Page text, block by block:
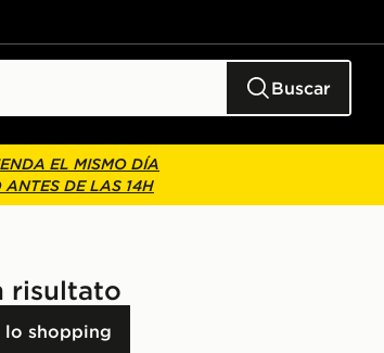
Buscar
EL MISMO DÍA
DE LAS 14H
risultato
lo shopping